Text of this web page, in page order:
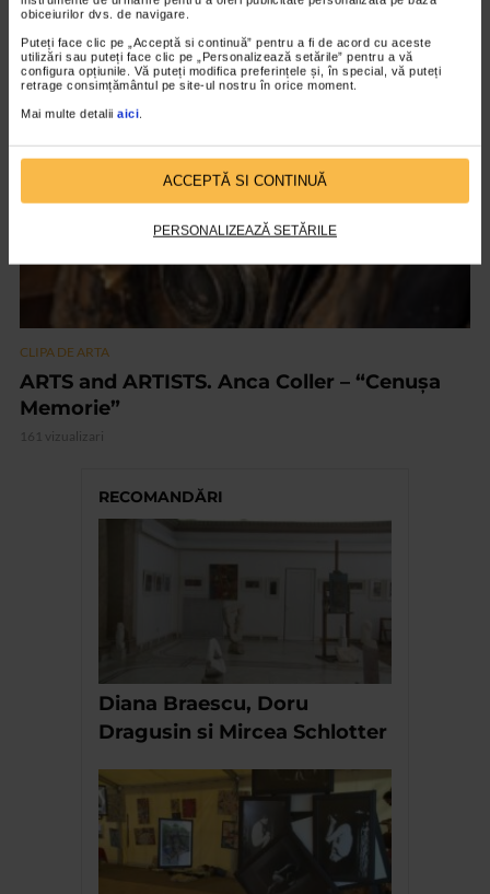
obiceiurilor dvs. de navigare.
Puteți face clic pe „Acceptă si continuă” pentru a fi de acord cu aceste
utilizări sau puteți face clic pe „Personalizează setările” pentru a vă
configura opțiunile. Vă puteți modifica preferințele și, în special, vă puteți
retrage consimțământul pe site-ul nostru în orice moment.
Mai multe detalii aici.
ACCEPTĂ SI CONTINUĂ
PERSONALIZEAZĂ SETĂRILE
Nicolae Tonitza – Pictor al copiilor
151 vizualizari
CLIPA DE ARTA
ARTS and ARTISTS. Anca Coller – “Cenușa
Memorie”
161 vizualizari
RECOMANDĂRI
Diana Braescu, Doru
Dragusin si Mircea Schlotter